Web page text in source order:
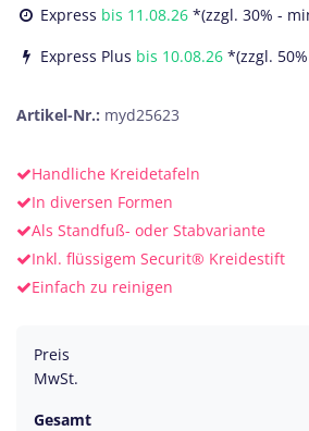
Express bis 11.08.26 *(zzgl. 30% -
Express Plus bis 10.08.26 *(zzgl.
Artikel-Nr.: myd25623
Handliche Kreidetafeln
In diversen Formen
Als Standfuß- oder Stabvariante
Inkl. flüssigem Securit® Kreidestift
Einfach zu reinigen
Preis
MwSt.
Gesamt